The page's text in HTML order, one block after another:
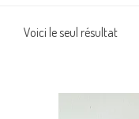
Voici le seul résultat